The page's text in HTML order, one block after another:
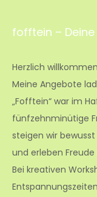
fofftein –
Herzlich
Meine Angebote
„Fofftein“ war im
fünfzehnminütige
steigen wir
und erleben
Bei kreativen